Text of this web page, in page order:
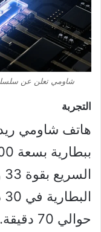
شاومي تعلن عن سلسلة ريدمي نوت 13
التجربة